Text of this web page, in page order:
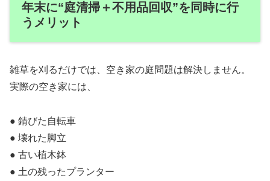
年末に“庭清掃＋不用品回収”を同時に行
うメリット
雑草を刈るだけでは、空き家の庭問題は解決しません。
実際の空き家には、
● 錆びた自転車
● 壊れた脚立
● 古い植木鉢
● 土の残ったプランター